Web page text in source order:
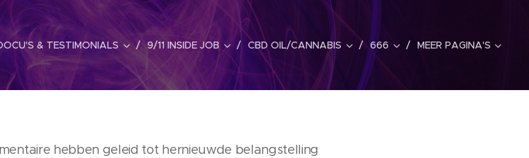
& TESTIMONIALS 9/11 INSIDE JOB CBD OIL/CANNABIS 666 MEER PAGINA'S
hebben geleid tot hernieuwde belangstelling